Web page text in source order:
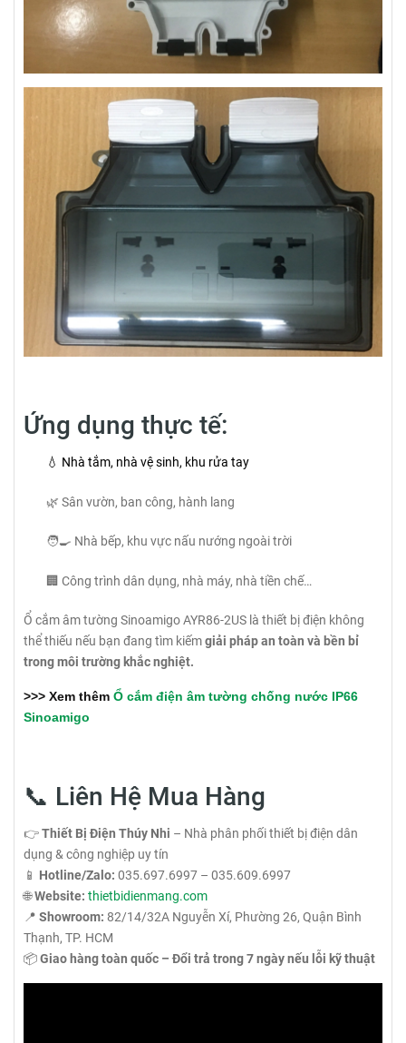
Ứng dụng thực tế:
💧 Nhà tắm, nhà vệ sinh, khu rửa tay
🌿 Sân vườn, ban công, hành lang
🧑‍🍳 Nhà bếp, khu vực nấu nướng ngoài trời
🏢 Công trình dân dụng, nhà máy, nhà tiền chế…
Ổ cắm âm tường Sinoamigo AYR86-2US là thiết bị điện không
thể thiếu nếu bạn đang tìm kiếmgiải pháp an toàn và bền bỉ
trong môi trường khắc nghiệt.
>>> Xem thêm Ổ cắm điện âm tường chống nước IP66
Sinoamigo
📞 Liên Hệ Mua Hàng
👉Thiết Bị Điện Thúy Nhi – Nhà phân phối thiết bị điện dân
dụng & công nghiệp uy tín
📱 Hotline/Zalo: 035.697.6997 – 035.609.6997
🌐Website: thietbidienmang.com
📍 Showroom: 82/14/32A Nguyễn Xí, Phường 26, Quận Bình
Thạnh, TP. HCM
📦Giao hàng toàn quốc – Đổi trả trong 7 ngày nếu lỗi kỹ thuật